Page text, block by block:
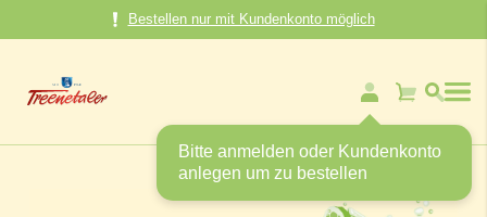
Bestellen nur mit Kundenkonto möglich
Bitte anmelden oder Kundenkonto
anlegen um zu bestellen
Mein